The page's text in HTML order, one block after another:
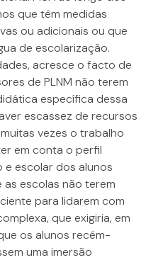
que têm medidas
ou adicionais ou que
de escolarização.
acresce o facto de
de PLNM não terem
específica dessa
escassez de recursos
vezes o trabalho
em conta o perfil
e escolar dos alunos
as escolas não terem
para lidarem com
que exigiria, em
os alunos recém-
uma imersão